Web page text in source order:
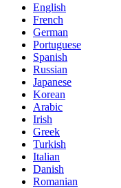
English
French
German
Portuguese
Spanish
Russian
Japanese
Korean
Arabic
Irish
Greek
Turkish
Italian
Danish
Romanian